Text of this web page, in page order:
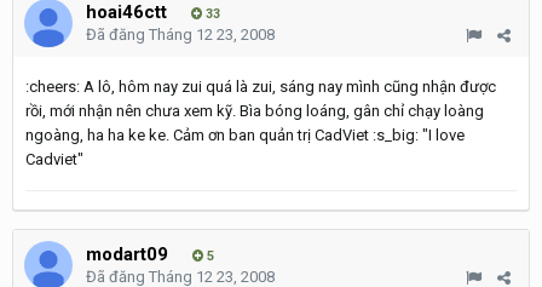
hoai46ctt 33
Đã đăng Tháng 12 23, 2008
:cheers: A lô, hôm nay zui quá là zui, sáng nay mình cũng nhận được
rồi, mới nhận nên chưa xem kỹ. Bìa bóng loáng, gân chỉ chạy loàng
ngoàng, ha ha ke ke. Cảm ơn ban quản trị CadViet :s_big: "I love
Cadviet"
modart09 5
Đã đăng Tháng 12 23, 2008